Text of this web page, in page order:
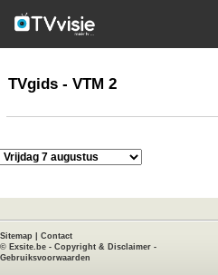
TVgids
TVgids - VTM 2
Sitemap
Contact
© Exsite.be - Copyright & Disclaimer -
Gebruiksvoorwaarden